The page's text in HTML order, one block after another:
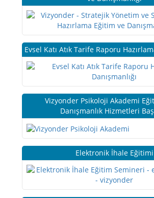
Evsel Katı Atık Tarife Raporu
Vizyonder Psikoloji Akademi
Danışmanlık Hizmetleri
Elektronik İhale Eğitimi